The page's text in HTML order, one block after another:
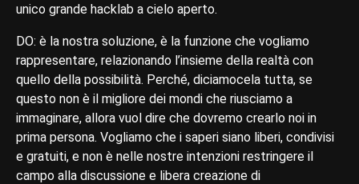
unico grande hacklab a cielo aperto.
DO: è la nostra soluzione, è la funzione che vogliamo
rappresentare, relazionando l’insieme della realtà con
quello della possibilità. Perché, diciamocela tutta, se
questo non è il migliore dei mondi che riusciamo a
immaginare, allora vuol dire che dovremo crearlo noi in
prima persona. Vogliamo che i saperi siano liberi, condivisi
e gratuiti, e non è nelle nostre intenzioni restringere il
campo alla discussione e libera creazione di